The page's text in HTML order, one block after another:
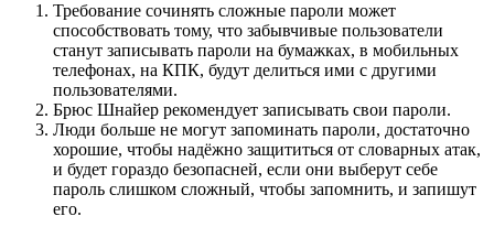
Требование сочинять сложные пароли может
способствовать тому, что забывчивые пользователи
станут записывать пароли на бумажках, в мобильных
телефонах, на КПК, будут делиться ими с другими
пользователями.
Брюс Шнайер рекомендует записывать свои пароли.
Люди больше не могут запоминать пароли, достаточно
хорошие, чтобы надёжно защититься от словарных атак,
и будет гораздо безопасней, если они выберут себе
пароль слишком сложный, чтобы запомнить, и запишут
его.